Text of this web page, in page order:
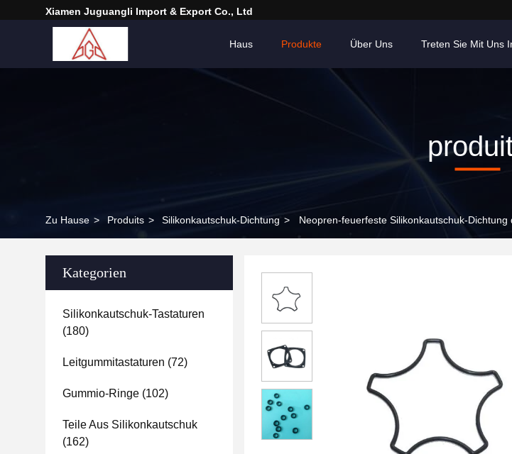
Xiamen Juguangli Import & Export Co., Ltd
Haus Produkte Über Uns Treten Sie Mit Uns
Zu Hause > Produits > Silikonkautschuk-Dichtung > Neopren-feuerfeste Silikonkautschuk-
Kategorien
Silikonkautschuk-Tastaturen
(180)
Leitgummitastaturen (72)
Gummio-Ringe (102)
Teile Aus Silikonkautschuk
(162)